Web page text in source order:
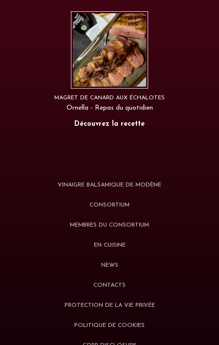
MAGRET DE CANARD AUX ÉCHALOTES
Ornella - Repas du quotidien
Découvrez la recette
VINAIGRE BALSAMIQUE DE MODÈNE
CONSORTIUM
MEMBRES DU CONSORTIUM
EN CUISINE
NEWS
CONTACTS
PROTECTION DE LA VIE PRIVÉE
POLITIQUE DE COOKIES